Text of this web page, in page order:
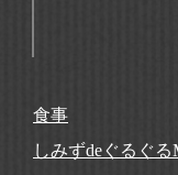
食事
しみずdeぐるぐる